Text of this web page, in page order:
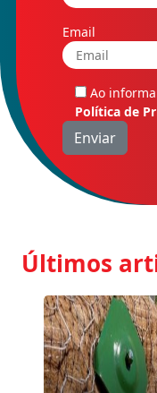
Email
Ao
Política de
Últimos